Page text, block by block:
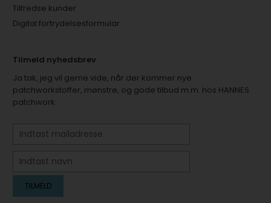
Tilfredse kunder
Digital fortrydelsesformular
Tilmeld nyhedsbrev
Ja tak, jeg vil gerne vide, når der kommer nye
patchworkstoffer, mønstre, og gode tilbud m.m. hos HANNES
patchwork.